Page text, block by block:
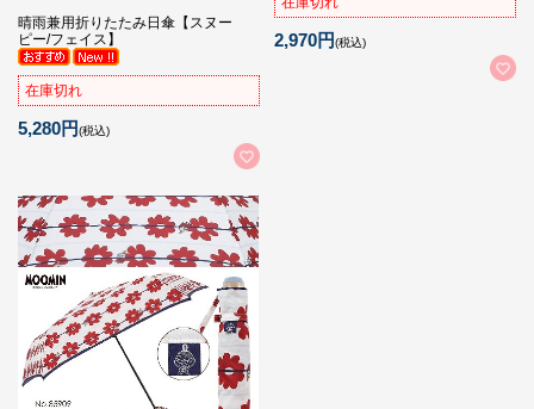
晴雨兼用折りたたみ日傘【スヌー
ピー/フェイス】
在庫切れ
5,280円(税込)
2,970円(税込)